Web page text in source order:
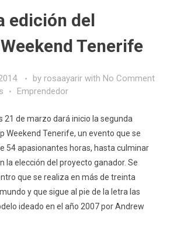
edición del
Tenerife
by rosaayarir with No Comment
Emprendedor
21 de marzo dará inicio la segunda
Weekend Tenerife, un evento que se
54 apasionantes horas, hasta culminar
la elección del proyecto ganador. Se
que se realiza en más de treinta
y que sigue al pie de la letra las
ideado en el año 2007 por Andrew